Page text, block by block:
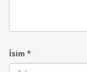
İsim *